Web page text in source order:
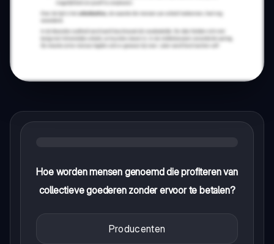
Hoe worden mensen genoemd die profiteren van
collectieve goederen zonder ervoor te betalen?
Producenten